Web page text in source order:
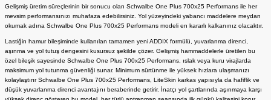
Gelişmiş üretim süreçlerinin bir sonucu olan Schwalbe One Plus 700x25 Performans ile her
mevsim performansınızı muhafaza edebilirsiniz. Yol yüzeyindeki yabancı maddelere meydan
okumak adına Schwalbe One Plus 700x25 Performans modeli en kararlı kalkanınız olacaktır.
Lastiğin hamur bileşiminde kullanılan tamamen yeni ADDIX formülü, yuvarlanma direnci,
aşınma ve yol tutuş dengesini kusursuz şekilde çözer. Gelişmiş hammaddelerle üretilen bu
özel bileşik sayesinde Schwalbe One Plus 700x25 Performans, ıslak veya kuru virajlarda
maksimum yol tutunma güvenliği sunar. Minimum sürtünme ile yüksek hızlara ulaşmanızı
kolaylaştırır Schwalbe One Plus 700x25 Performans, LiteSkin karkas yapısıyla da hafiflik ve
düşük yuvarlanma direnci avantajını beraberinde getirir. İnatçı yol şartlarında aşınmaya karşı